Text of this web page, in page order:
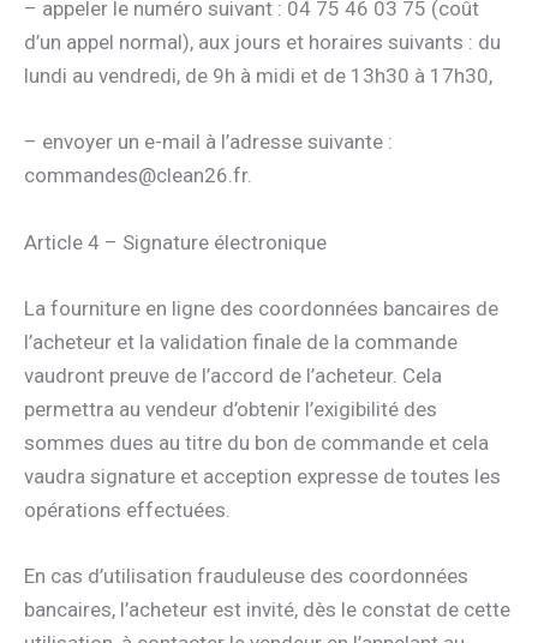
– appeler le numéro suivant : 04 75 46 03 75 (coût
d’un appel normal), aux jours et horaires suivants : du
lundi au vendredi, de 9h à midi et de 13h30 à 17h30,
– envoyer un e-mail à l’adresse suivante :
commandes@clean26.fr.
Article 4 – Signature électronique
La fourniture en ligne des coordonnées bancaires de
l’acheteur et la validation finale de la commande
vaudront preuve de l’accord de l’acheteur. Cela
permettra au vendeur d’obtenir l’exigibilité des
sommes dues au titre du bon de commande et cela
vaudra signature et acception expresse de toutes les
opérations effectuées.
En cas d’utilisation frauduleuse des coordonnées
bancaires, l’acheteur est invité, dès le constat de cette